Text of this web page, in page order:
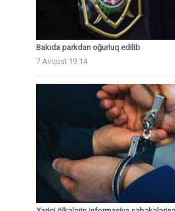
Bakıda parkdan oğurluq edilib
7 Avqust 19:14